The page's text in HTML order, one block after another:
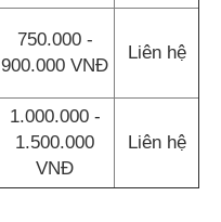
750.000 -
900.000 VNĐ
Liên hệ
1.000.000 -
1.500.000
VNĐ
Liên hệ